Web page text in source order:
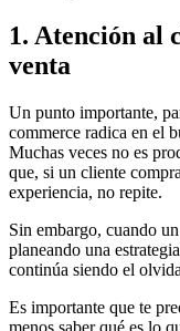
1. Atención al
venta
Un punto importante,
commerce radica en el
Muchas veces no es
que, si un cliente
experiencia, no repite.
Sin embargo, cuando
planeando una
continúa siendo el
Es importante que te